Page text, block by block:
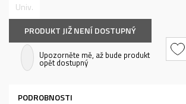
Univ.
PRODUKT JIŽ NENÍ DOSTUPNÝ
Upozorněte mě, až bude produkt
opět dostupný
PODROBNOSTI